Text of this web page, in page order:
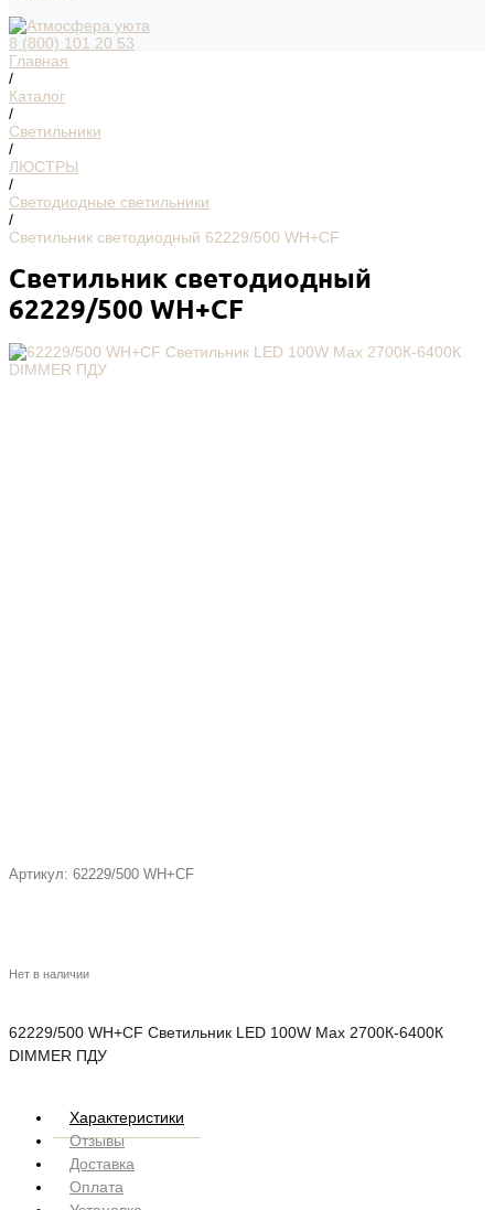
8 (800) 101 20 53
Главная
/
Каталог
/
Светильники
/
ЛЮСТРЫ
/
Светодиодные светильники
/
Светильник светодиодный 62229/500 WH+CF
Светильник светодиодный
62229/500 WH+CF
Артикул: 62229/500 WH+CF
Нет в наличии
62229/500 WH+CF Светильник LED 100W Max 2700К-6400К
DIMMER ПДУ
Характеристики
Отзывы
Доставка
Оплата